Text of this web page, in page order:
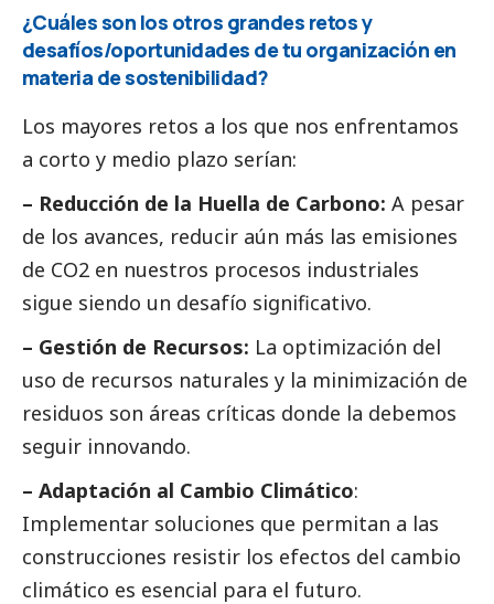
¿Cuáles son los otros grandes retos y
desafíos/oportunidades de tu organización en
materia de sostenibilidad?
Los mayores retos a los que nos enfrentamos
a corto y medio plazo serían:
– Reducción de la Huella de Carbono: A pesar
de los avances, reducir aún más las emisiones
de CO2 en nuestros procesos industriales
sigue siendo un desafío significativo.
– Gestión de Recursos: La optimización del
uso de recursos naturales y la minimización de
residuos son áreas críticas donde la debemos
seguir innovando.
– Adaptación al Cambio Climático:
Implementar soluciones que permitan a las
construcciones resistir los efectos del cambio
climático es esencial para el futuro.